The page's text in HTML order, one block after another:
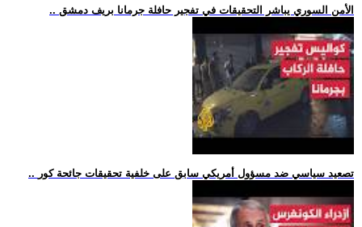
.. الأمن السوري يباشر التحقيقات في تفجير حافلة جرمانا بريف دمشق
.. تصعيد سياسي ضد مسؤول أمريكي سابق على خلفية تحقيقات جائحة كور